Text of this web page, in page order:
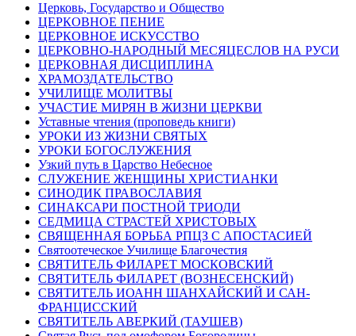
Церковь, Государство и Общество
ЦЕРКОВНОЕ ПЕНИЕ
ЦЕРКОВНОЕ ИСКУССТВО
ЦЕРКОВНО-НАРОДНЫЙ МЕСЯЦЕСЛОВ НА РУСИ
ЦЕРКОВНАЯ ДИСЦИПЛИНА
ХРАМОЗДАТЕЛЬСТВО
УЧИЛИЩЕ МОЛИТВЫ
УЧАСТИЕ МИРЯН В ЖИЗНИ ЦЕРКВИ
Уставные чтения (проповедь книги)
УРОКИ ИЗ ЖИЗНИ СВЯТЫХ
УРОКИ БОГОСЛУЖЕНИЯ
Узкий путь в Царство Небесное
СЛУЖЕНИЕ ЖЕНЩИНЫ ХРИСТИАНКИ
СИНОДИК ПРАВОСЛАВИЯ
СИНАКСАРИ ПОСТНОЙ ТРИОДИ
СЕДМИЦА СТРАСТЕЙ ХРИСТОВЫХ
СВЯЩЕННАЯ БОРЬБА РПЦЗ С АПОСТАСИЕЙ
Святоотеческое Училище Благочестия
СВЯТИТЕЛЬ ФИЛАРЕТ МОСКОВСКИЙ
СВЯТИТЕЛЬ ФИЛАРЕТ (ВОЗНЕСЕНСКИЙ)
СВЯТИТЕЛЬ ИОАНН ШАНХАЙСКИЙ И САН-
ФРАНЦИССКИЙ
СВЯТИТЕЛЬ АВЕРКИЙ (ТАУШЕВ)